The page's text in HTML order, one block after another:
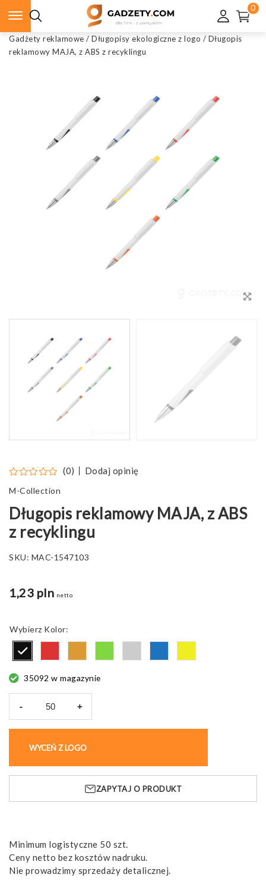
0
Gadżety reklamowe / Długopisy ekologiczne z logo / Długopis
reklamowy MAJA, z ABS z recyklingu
(0) Dodaj opinię
M-Collection
Długopis reklamowy MAJA, z ABS
z recyklingu
SKU: MAC-1547103
1,23 pln netto
Kolor
35092 w magazynie
-
MAJA,
z
ABS
recyklingu
+
WYCEŃ Z LOGO
ZAPYTAJ O PRODUKT
Minimum logistyczne 50 szt.
Ceny netto bez kosztów nadruku.
Nie prowadzimy sprzedaży detalicznej.